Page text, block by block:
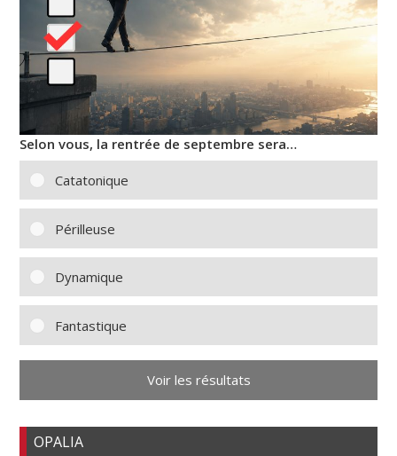
Selon vous, la rentrée de septembre sera…
Catatonique
Périlleuse
Dynamique
Fantastique
Voir les résultats
OPALIA